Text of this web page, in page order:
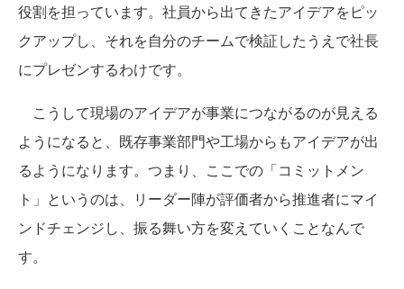
役割を担っています。社員から出てきたアイデアをピッ
クアップし、それを自分のチームで検証したうえで社長
にプレゼンするわけです。
こうして現場のアイデアが事業につながるのが見える
ようになると、既存事業部門や工場からもアイデアが出
るようになります。つまり、ここでの「コミットメン
ト」というのは、リーダー陣が評価者から推進者にマイ
ンドチェンジし、振る舞い方を変えていくことなんで
す。